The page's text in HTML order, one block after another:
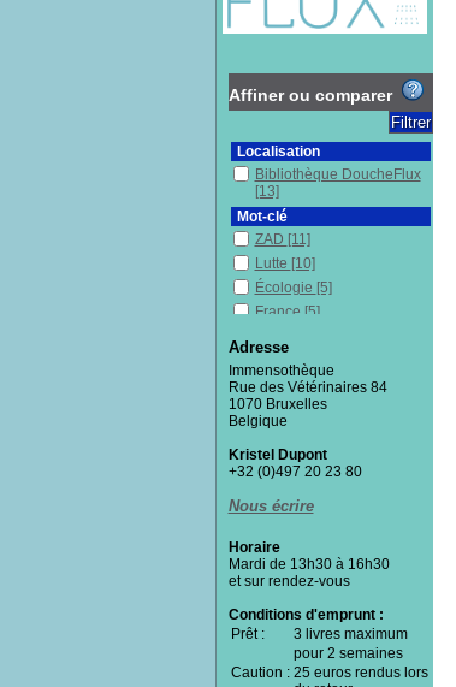
Affiner ou comparer
Localisation
Bibliothèque DoucheFlux
[13]
Mot-clé
ZAD [11]
Lutte [10]
Écologie [5]
France [5]
Citoyenneté
Urbanisme[4]
Désobéissance civile
Dimension
environnementale
Capitalisme[4]
Militantisme
Forces de l'ordre
Témoignage[3]
Autogestion[3]
Habitat [2]
Solidarité[2]
Environnement[2]
Adresse
Immensothèque
Rue des Vétérinaires 84
1070 Bruxelles
Belgique
Kristel Dupont
+32 (0)497 20 23 80
Nous écrire
Horaire
Mardi de 13h30 à 16h30
et sur rendez-vous
Conditions d'emprunt :
Prêt :
3 livres maximum
pour 2 semaines
Caution : 25 euros rendus lors